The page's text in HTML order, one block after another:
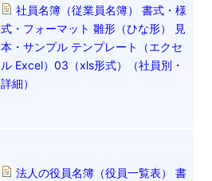
社員名簿（従業員名簿） 書式・様
式・フォーマット 雛形（ひな形） 見
本・サンプル テンプレート（エクセ
ル Excel）03（xls形式）（社員別・
詳細）
法人の役員名簿（役員一覧表） 書